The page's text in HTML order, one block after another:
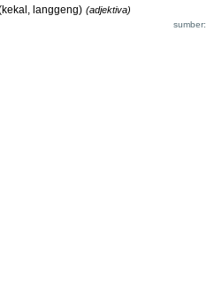
langgeng) (adjektiva)